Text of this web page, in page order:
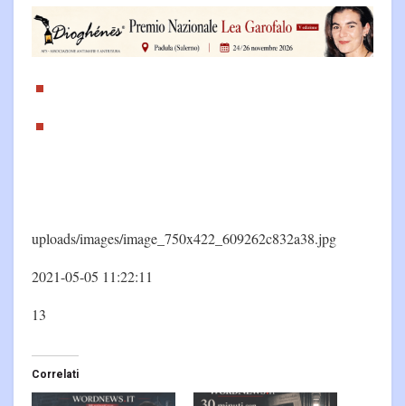
uploads/images/image_750x422_609262c832a38.jpg
2021-05-05 11:22:11
13
Correlati